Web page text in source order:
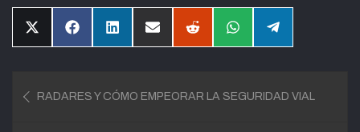
CompartirCompartirCompartirCompartirCompartirCompartirCompartir
de
RADARES Y CÓMO EMPEORAR LA SEGURIDAD VIAL